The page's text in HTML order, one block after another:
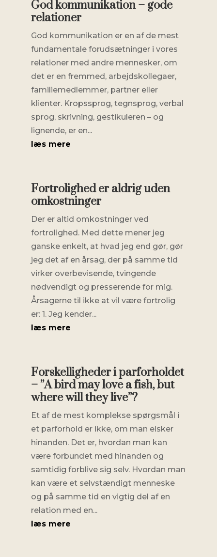
God kommunikation – gode
relationer
God kommunikation er en af de mest
fundamentale forudsætninger i vores
relationer med andre mennesker, om
det er en fremmed, arbejdskollegaer,
familiemedlemmer, partner eller
klienter. Kropssprog, tegnsprog, verbal
sprog, skrivning, gestikuleren – og
lignende, er en...
læs mere
Fortrolighed er aldrig uden
omkostninger
Der er altid omkostninger ved
fortrolighed. Med dette mener jeg
ganske enkelt, at hvad jeg end gør, gør
jeg det af en årsag, der på samme tid
virker overbevisende, tvingende
nødvendigt og presserende for mig.
Årsagerne til ikke at vil være fortrolig
er: 1. Jeg kender...
læs mere
Forskelligheder i parforholdet
– ”A bird may love a fish, but
where will they live”?
Et af de mest komplekse spørgsmål i
et parforhold er ikke, om man elsker
hinanden. Det er, hvordan man kan
være forbundet med hinanden og
samtidig forblive sig selv. Hvordan man
kan være et selvstændigt menneske
og på samme tid en vigtig del af en
relation med en...
læs mere